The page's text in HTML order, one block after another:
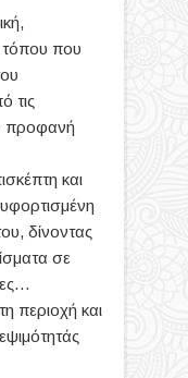
τόπου που
τις
προφανή
και
δίνοντας
σε
περιοχή και